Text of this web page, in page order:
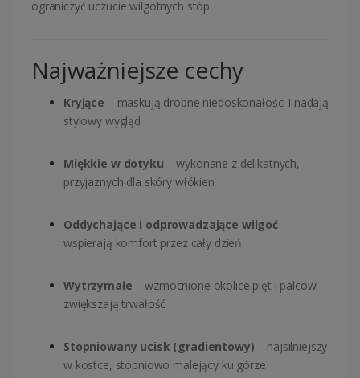
ograniczyć uczucie wilgotnych stóp.
Najważniejsze cechy
Kryjące – maskują drobne niedoskonałości i nadają
stylowy wygląd
Miękkie w dotyku – wykonane z delikatnych,
przyjaznych dla skóry włókien
Oddychające i odprowadzające wilgoć–
wspierają komfort przez cały dzień
Wytrzymałe – wzmocnione okolice pięt i palców
zwiększają trwałość
Stopniowany ucisk (gradientowy) – najsilniejszy
w kostce, stopniowo malejący ku górze